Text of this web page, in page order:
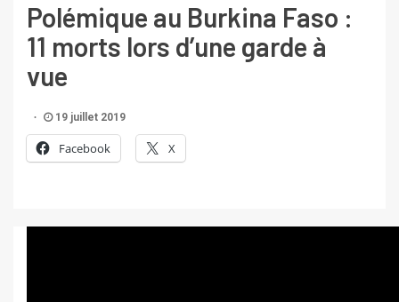
Polémique au Burkina Faso :
11 morts lors d’une garde à
vue
19 juillet 2019
Facebook X